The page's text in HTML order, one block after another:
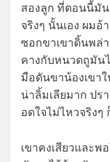
สองลูก ที่ตอนนี้มัน
จริงๆ นั้นเอง ผมอ้
ซอกขาเขาดิ้นพล่า
คางกับหนวดถูมัน
มือดันขาน้องเขา
น่าลิ้มเลียมาก ปร
อดใจไม่ไหวจริงๆ
เขาคงเสียวและพ